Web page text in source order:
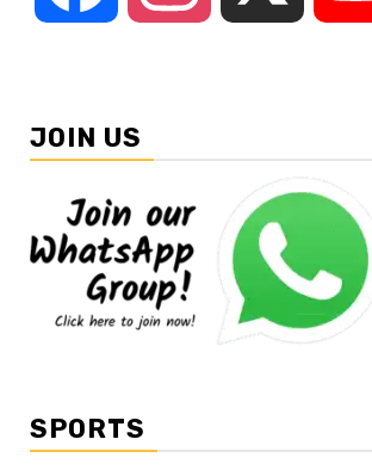
JOIN US
SPORTS